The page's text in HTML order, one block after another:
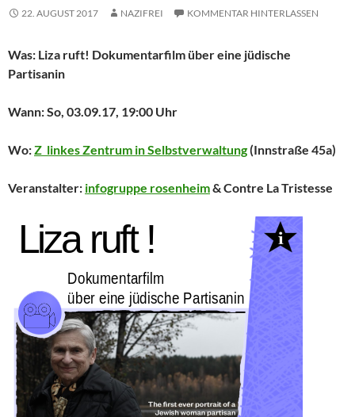
22. AUGUST 2017 NAZIFREI KOMMENTAR HINTERLASSEN
Was: Liza ruft! Dokumentarfilm über eine jüdische
Partisanin
Wann: So, 03.09.17, 19:00 Uhr
Wo:Z linkes Zentrum in Selbstverwaltung(Innstraße 45a)
Veranstalter: infogruppe rosenheim& Contre La Tristesse